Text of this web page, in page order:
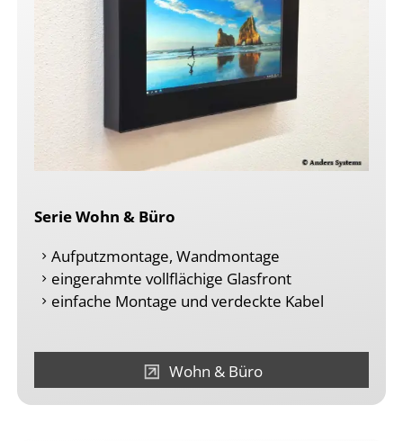
Serie Wohn & Büro
Aufputzmontage, Wandmontage
eingerahmte vollflächige Glasfront
einfache Montage und verdeckte Kabel
Wohn & Büro